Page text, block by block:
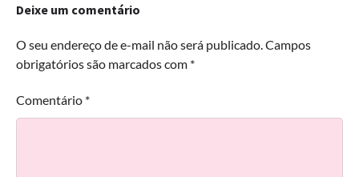
Deixe um comentário
O seu endereço de e-mail não será publicado.Campos
obrigatórios são marcados com *
Comentário *